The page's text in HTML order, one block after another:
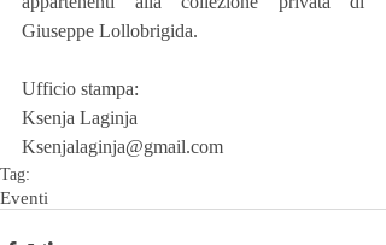
Giuseppe Lollobrigida.
Ufficio stampa:
Ksenja Laginja
Ksenjalaginja@gmail.com
Tag:
Eventi